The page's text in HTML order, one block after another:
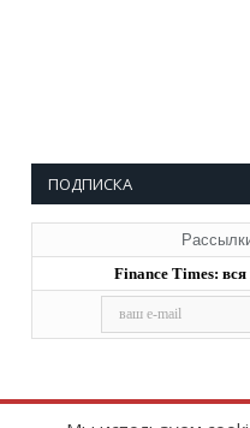
ПОДПИСКА
Finance Times: